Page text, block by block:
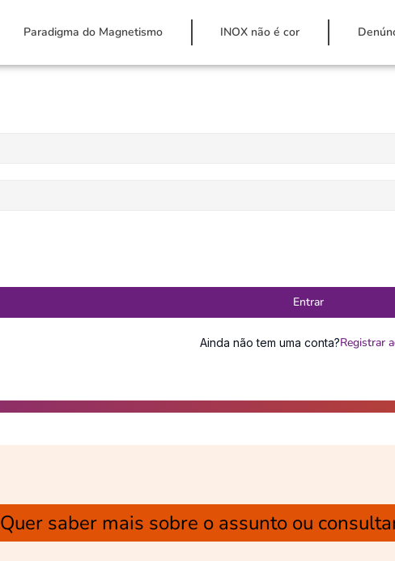
Paradigma do Magnetismo INOX não é cor
Entrar
Ainda não tem uma conta?Registrar
Quer saber mais sobre o assunto ou